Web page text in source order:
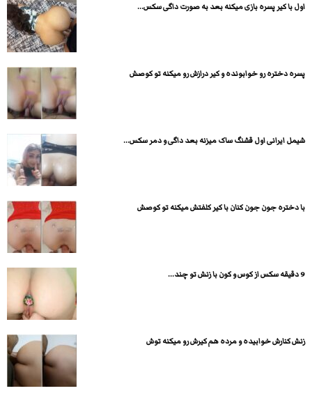
اول با کیر پسره بازی میکنه بعد به صورت داگی سکس...
پسره دختره رو خوابونده و کیر درازش رو میکنه تو کوصش
شیمل ایرانی اول قشنگ ساک میزنه بعد داگی و دمر سکس...
با دختره جون جون کنان با کیر کلفتش میکنه تو کوصش
9 دقیقه سکس از کوس و کون با زنش تو چند...
زنش کنارش خوابیده و مرده هم کیرش رو میکنه توش